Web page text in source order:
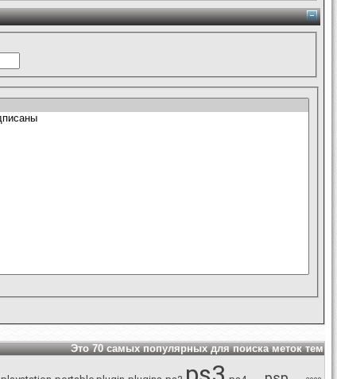
Это 70 самых популярных для поиска меток тем